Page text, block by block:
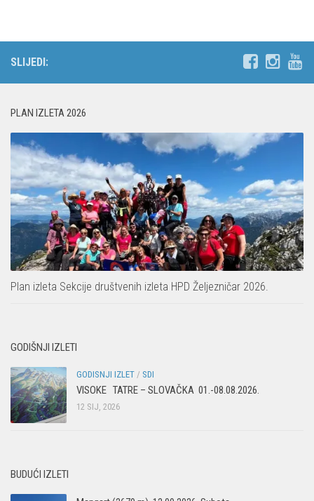
SLIJEDI:
PLAN IZLETA 2026
Plan izleta Sekcije društvenih izleta HPD Željezničar 2026.
GODIŠNJI IZLETI
GODISNJI IZLET / SDI
VISOKE TATRE – SLOVAČKA 01.-08.08.2026.
12 SIJ, 2026
BUDUĆI IZLETI